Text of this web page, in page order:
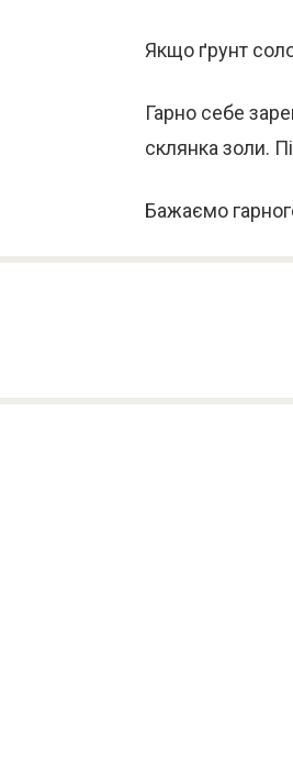
Якщо ґрунт
Гарно себе
склянка золи.
Бажаємо